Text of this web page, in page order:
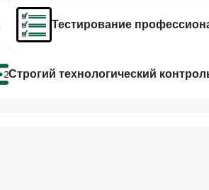
Тестирование
Cтрогий технологический